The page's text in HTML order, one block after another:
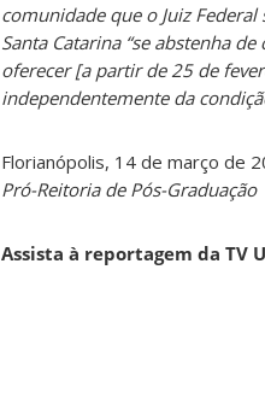
comunidade que o Juiz
Santa Catarina “se abstenha
oferecer [a partir de 25 de
independentemente da
Florianópolis, 14 de março de
Pró-Reitoria de Pós-Graduação
Assista à reportagem da TV